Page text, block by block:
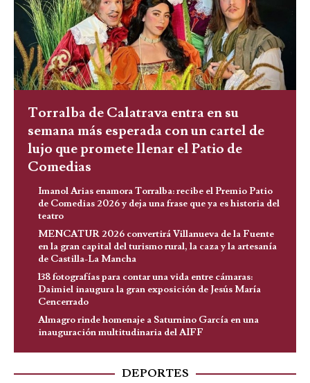
Torralba de Calatrava entra en su
semana más esperada con un cartel de
lujo que promete llenar el Patio de
Comedias
Imanol Arias enamora Torralba: recibe el Premio Patio
de Comedias 2026 y deja una frase que ya es historia del
teatro
MENCATUR 2026 convertirá Villanueva de la Fuente
en la gran capital del turismo rural, la caza y la artesanía
de Castilla-La Mancha
138 fotografías para contar una vida entre cámaras:
Daimiel inaugura la gran exposición de Jesús María
Cencerrado
Almagro rinde homenaje a Saturnino García en una
inauguración multitudinaria del AIFF
DEPORTES